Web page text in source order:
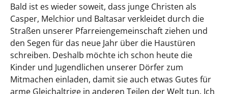
Bald ist es wieder soweit, dass junge Christen als
Casper, Melchior und Baltasar verkleidet durch die
Straßen unserer Pfarreiengemeinschaft ziehen und
den Segen für das neue Jahr über die Haustüren
schreiben. Deshalb möchte ich schon heute die
Kinder und Jugendlichen unserer Dörfer zum
Mitmachen einladen, damit sie auch etwas Gutes für
arme Gleichaltrige in anderen Teilen der Welt tun. Ich